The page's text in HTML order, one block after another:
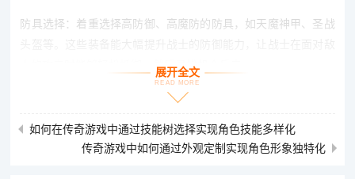
防具选择：着重选择高防御、高魔防的防具，如天魔神甲、圣战
人的攻击时能够轻松抵御，然后寻找机会反击。
武器选择：选择攻击速度快的武器，如炼狱。虽然炼狱的攻击力
相比顶级武器稍逊一筹，但攻击速度快的优势可以在单位时间内
展开全文
READ MORE
如何在传奇游戏中通过技能树选择实现角色技能多样化
传奇游戏中如何通过外观定制实现角色形象独特化